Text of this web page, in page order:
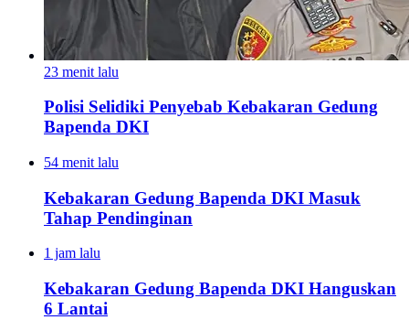
23 menit lalu
Polisi Selidiki Penyebab Kebakaran Gedung
Bapenda DKI
54 menit lalu
Kebakaran Gedung Bapenda DKI Masuk
Tahap Pendinginan
1 jam lalu
Kebakaran Gedung Bapenda DKI Hanguskan
6 Lantai